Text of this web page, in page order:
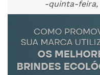
-quinta-feira,